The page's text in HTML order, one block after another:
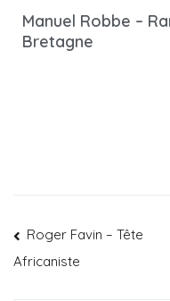
Manuel Robbe –
Bretagne
Roger Favin – Tête
Africaniste